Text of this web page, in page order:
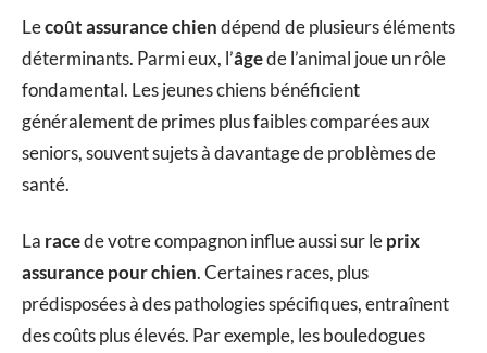
Lecoût assurance chiendépend de plusieurs éléments
déterminants. Parmi eux, l’âgede l’animal joue un rôle
fondamental. Les jeunes chiens bénéficient
généralement de primes plus faibles comparées aux
seniors, souvent sujets à davantage de problèmes de
santé.
La racede votre compagnon influe aussi sur leprix
assurance pour chien. Certaines races, plus
prédisposées à des pathologies spécifiques, entraînent
des coûts plus élevés. Par exemple, les bouledogues